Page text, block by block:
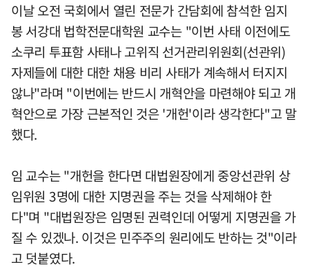
이날 오전 국회에서 열린 전문가 간담회에 참석한 임지
봉 서강대 법학전문대학원 교수는 "이번 사태 이전에도
소쿠리 투표함 사태나 고위직 선거관리위원회(선관위)
자제들에 대한 대한 채용 비리 사태가 계속해서 터지지
않나"라며 "이번에는 반드시 개혁안을 마련해야 되고 개
혁안으로 가장 근본적인 것은 '개헌'이라 생각한다"고 말
했다.
임 교수는 "개헌을 한다면 대법원장에게 중앙선관위 상
임위원 3명에 대한 지명권을 주는 것을 삭제해야 한
다"며 "대법원장은 임명된 권력인데 어떻게 지명권을 가
질 수 있겠나. 이것은 민주주의 원리에도 반하는 것"이라
고 덧붙였다.